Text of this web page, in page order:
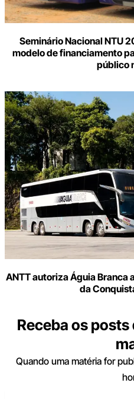
Seminário Nacional NTU
modelo de financiamento
público
ANTT autoriza Águia Branca
da
Receba os
Quando uma matéria for